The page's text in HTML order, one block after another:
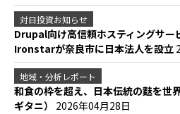
対日投資お知らせ
Drupal向け高信頼ホスティングサー
Ironstarが奈良市に日本法人を設立
地域・分析レポート
和食の枠を超え、日本伝統の麩を世
ギタニ） 2026年04月28日